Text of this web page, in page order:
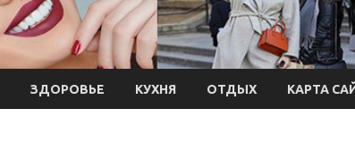
ЗДОРОВЬЕ КУХНЯ ОТДЫХ КАРТА